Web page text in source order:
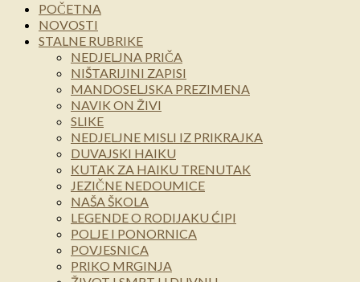
POČETNA
NOVOSTI
STALNE RUBRIKE
NEDJELJNA PRIČA
NIŠTARIJINI ZAPISI
MANDOSELJSKA PREZIMENA
NAVIK ON ŽIVI
SLIKE
NEDJELJNE MISLI IZ PRIKRAJKA
DUVAJSKI HAIKU
KUTAK ZA HAIKU TRENUTAK
JEZIČNE NEDOUMICE
NAŠA ŠKOLA
LEGENDE O RODIJAKU ĆIPI
POLJE I PONORNICA
POVJESNICA
PRIKO MRGINJA